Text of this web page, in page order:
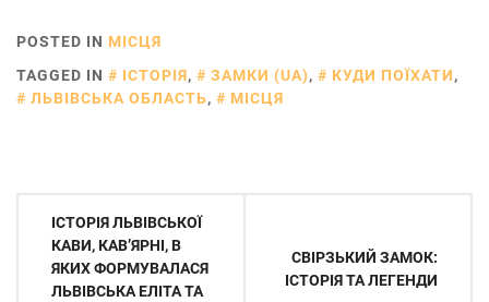
POSTED IN МІСЦЯ
TAGGED IN
ІСТОРІЯ, ЗАМКИ (UA), КУДИ ПОЇХАТИ,
ЛЬВІВСЬКА ОБЛАСТЬ, МІСЦЯ
Навігація
записів
ІСТОРІЯ ЛЬВІВСЬКОЇ
КАВИ, КАВ’ЯРНІ, В
ЯКИХ ФОРМУВАЛАСЯ
ЛЬВІВСЬКА ЕЛІТА ТА
СВІРЗЬКИЙ ЗАМОК:
ІСТОРІЯ ТА ЛЕГЕНДИ